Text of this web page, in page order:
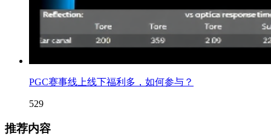
PGC赛事线上线下福利多，如何参与？
529
推荐内容